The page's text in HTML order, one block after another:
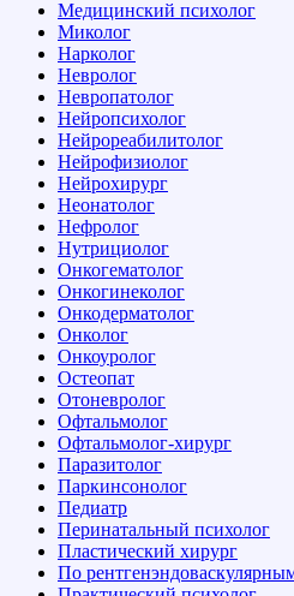
Медицинский психолог
Миколог
Нарколог
Невролог
Невропатолог
Нейропсихолог
Нейрореабилитолог
Нейрофизиолог
Нейрохирург
Неонатолог
Нефролог
Нутрициолог
Онкогематолог
Онкогинеколог
Онкодерматолог
Онколог
Онкоуролог
Остеопат
Отоневролог
Офтальмолог
Офтальмолог-хирург
Паразитолог
Паркинсонолог
Педиатр
Перинатальный психолог
Пластический хирург
По